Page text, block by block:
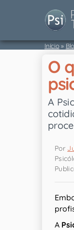
Início»
O
A
Por
A